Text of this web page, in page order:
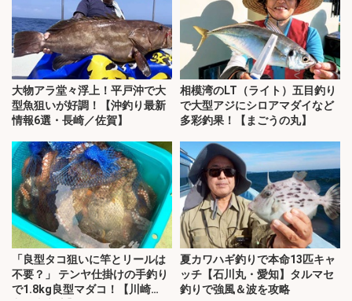
大物アラ堂々浮上！平戸沖で大
型魚狙いが好調！【沖釣り最新
情報6選・長崎／佐賀】
相模湾のLT（ライト）五目釣り
で大型アジにシロアマダイなど
多彩釣果！【まごうの丸】
「良型タコ狙いに竿とリールは
不要？」 テンヤ仕掛けの手釣り
で1.8kg良型マダコ！【川崎
夏カワハギ釣りで本命13匹キャ
ッチ【石川丸・愛知】タルマセ
釣りで強風＆波を攻略